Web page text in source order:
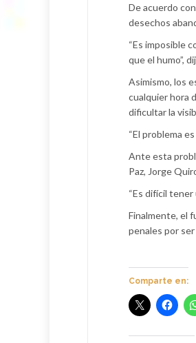
De acuerdo
desechos
“Es imposible
que el humo”,
Asimismo, los
cualquier hora
dificultar la
“El problema
Ante esta
Paz, Jorge
“Es difícil
Finalmente, el
penales por
Comparte en: